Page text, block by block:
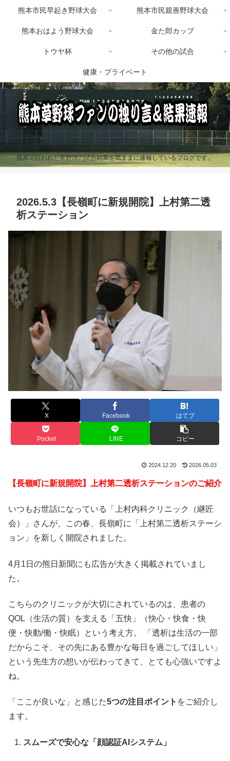
熊本で行われた草野球の試合結果を気ままに速報しているブログです。
熊本市民早起き野球大会 熊本市民親善野球大会
熊本おはよう野球大会 金た郎カップ
トウヤ杯 その他の試合
健康・プライベート
2026.5.3【長嶺町に新規開院】上村第二透
析ステーション
X Facebook はてブ
Pocket LINE コピー
2024.12.20 2026.05.03
【長嶺町に新規開院】上村第二透析ステーションのご紹介
いつもお世話になっている「上村内科クリニック（継匠
会）」さんが、この春、長嶺町に「上村第二透析ステーシ
ョン」を新しく開院されました。
4月1日の熊日新聞にも広告が大きく掲載されていまし
た。
こちらのクリニックが大切にされているのは、患者の
QOL（生活の質）を支える「五快」（快心・快食・快
便・快動/働・快眠）という考え方。 「透析は生活の一部
だからこそ、その先にある豊かな毎日を過ごしてほしい」
という先生方の想いが伝わってきて、とても心強いですよ
ね。
「ここが良いな」と感じた5つの注目ポイント をご紹介し
ます。
スムーズで安心な「顔認証AIシステム」